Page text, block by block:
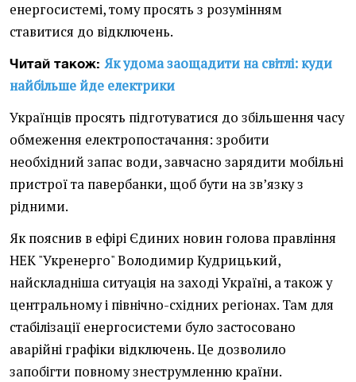
енергосистемі, тому просять з розумінням
ставитися до відключень.
Читай також: Як удома заощадити на світлі: куди
найбільше йде електрики
Українців просять підготуватися до збільшення часу
обмеження електропостачання: зробити
необхідний запас води, завчасно зарядити мобільні
пристрої та павербанки, щоб бути на зв’язку з
рідними.
Як пояснив в ефірі Єдиних новин голова правління
НЕК "Укренерго" Володимир Кудрицький,
найскладніша ситуація на заході Україні, а також у
центральному і північно-східних регіонах. Там для
стабілізації енергосистеми було застосовано
аварійні графіки відключень. Це дозволило
запобігти повному знеструмленню країни.